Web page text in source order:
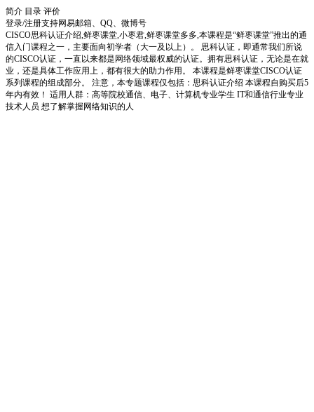
简介 目录 评价
登录/注册支持网易邮箱、QQ、微博号
CISCO思科认证介绍,鲜枣课堂,小枣君,鲜枣课堂多多,本课程是“鲜枣课堂”推出的通
信入门课程之一，主要面向初学者（大一及以上）。 思科认证，即通常我们所说
的CISCO认证，一直以来都是网络领域最权威的认证。拥有思科认证，无论是在就
业，还是具体工作应用上，都有很大的助力作用。 本课程是鲜枣课堂CISCO认证
系列课程的组成部分。 注意，本专题课程仅包括：思科认证介绍 本课程自购买后5
年内有效！ 适用人群：高等院校通信、电子、计算机专业学生 IT和通信行业专业
技术人员 想了解掌握网络知识的人